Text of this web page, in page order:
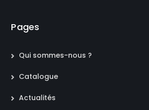
Pages
Qui sommes-nous ?
Catalogue
Actualités